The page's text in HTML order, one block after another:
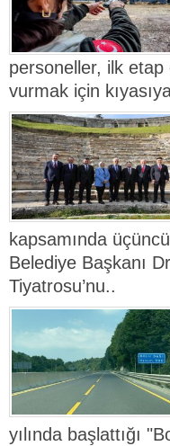
personeller, ilk etap
vurmak için
kapsamında
Belediye Başkanı
Tiyatrosu’nu..
yılında başlattığı